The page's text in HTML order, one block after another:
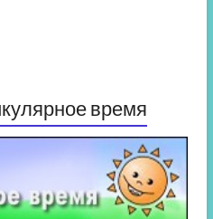
время